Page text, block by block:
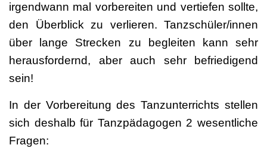
irgendwann mal vorbereiten und vertiefen sollte,
den Überblick zu verlieren. Tanzschüler/innen
über lange Strecken zu begleiten kann sehr
herausfordernd, aber auch sehr befriedigend
sein!
In der Vorbereitung des Tanzunterrichts stellen
sich deshalb für Tanzpädagogen 2 wesentliche
Fragen: